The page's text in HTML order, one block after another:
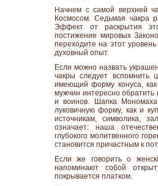
Начнем с самой верхней
Космосом. Седьмая чакра
Эффект от раскрытия
постижение мировых
переходите на этот
духовный опыт.
Если можно назвать
чакры следует вспомнить
имеющий форму конуса, как
мужчин интересно
и воинов. Шапка
луковичную форму, как и
источникам, символика,
означает: наша
глубокого молитвенного
становится причастным к
Если же говорить о
напоминают собой
покрывается платком.